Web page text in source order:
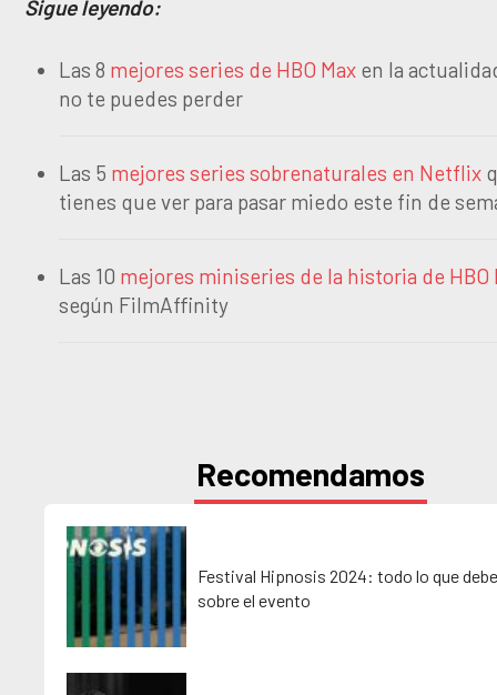
Sigue leyendo:
Las 8 mejores series de HBO Max en la
no te puedes perder
Las 5 mejores series sobrenaturales en Netflix
tienes que ver para pasar miedo este fin de
Las 10 mejores miniseries de la historia de HBO
según FilmAffinity
Recomendamos
Festival Hipnosis 2024: todo lo que
sobre el evento